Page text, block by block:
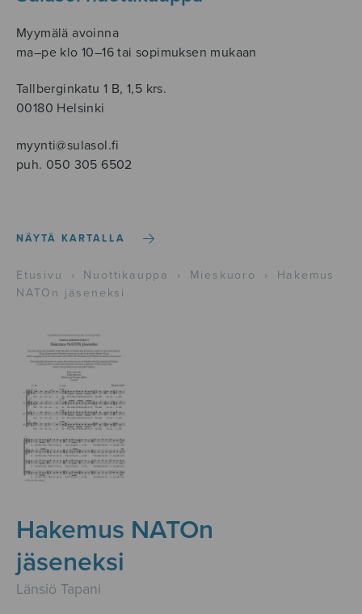
Myymälä avoinna
ma–pe klo 10–16 tai sopimuksen mukaan
Tallberginkatu 1 B, 1,5 krs.
00180 Helsinki
myynti@sulasol.fi
puh. 050 305 6502
NÄYTÄ KARTALLA
Etusivu › Nuottikauppa › Mieskuoro ›
Hakemus
NATOn jäseneksi
Hakemus NATOn
jäseneksi
Länsiö Tapani